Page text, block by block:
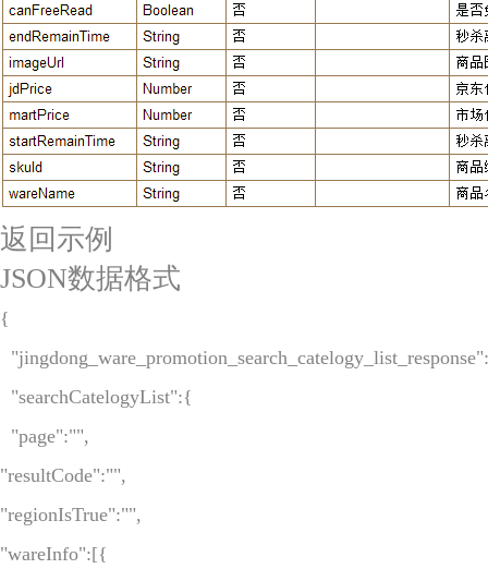
返回示例
JSON数据格式
{
  "searchCatelogyList":{
  "page":"",
"resultCode":"",
"regionIsTrue":"",
"wareInfo":[{